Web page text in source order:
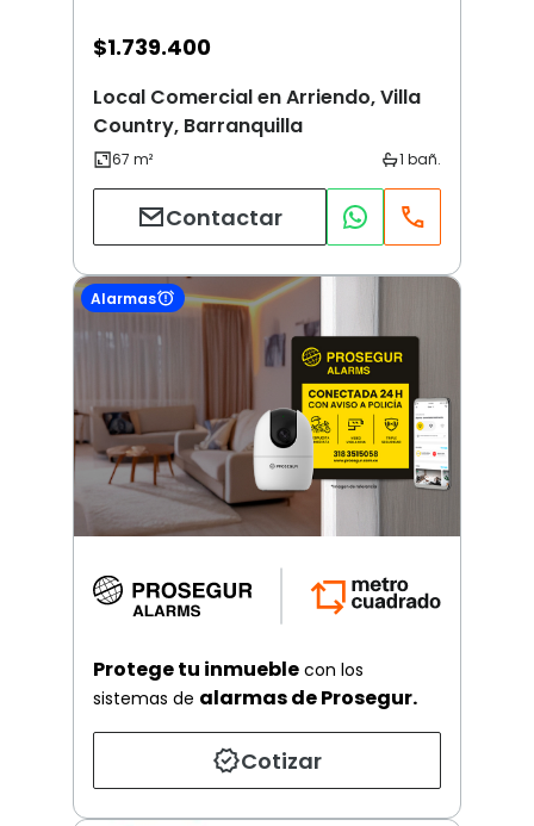
$1.739.400
Local Comercial en Arriendo, Villa
Country, Barranquilla
Contactar
Alarmas
Protege tu inmueble con los
sistemas de alarmas de Prosegur.
Cotizar